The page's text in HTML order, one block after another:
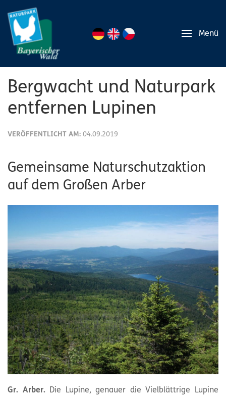
Menü
Bergwacht und Naturpark
entfernen Lupinen
VERÖFFENTLICHT AM: 04.09.2019
Gemeinsame Naturschutzaktion
auf dem Großen Arber
Gr. Arber.Die Lupine, genauer die Vielblättrige Lupine